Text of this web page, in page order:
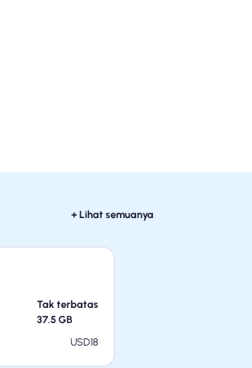
+ Lihat semuanya
Tak terbatas
37.5 GB
USD18